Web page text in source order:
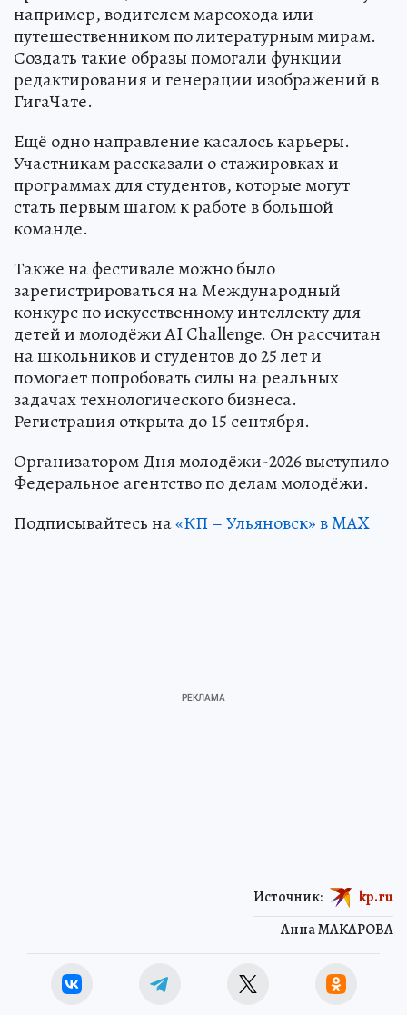
например, водителем марсохода или
путешественником по литературным мирам.
Создать такие образы помогали функции
редактирования и генерации изображений в
ГигаЧате.
Ещё одно направление касалось карьеры.
Участникам рассказали о стажировках и
программах для студентов, которые могут
стать первым шагом к работе в большой
команде.
Также на фестивале можно было
зарегистрироваться на Международный
конкурс по искусственному интеллекту для
детей и молодёжи AI Challenge. Он рассчитан
на школьников и студентов до 25 лет и
помогает попробовать силы на реальных
задачах технологического бизнеса.
Регистрация открыта до 15 сентября.
Организатором Дня молодёжи-2026 выступило
Федеральное агентство по делам молодёжи.
Подписывайтесь на«КП – Ульяновск» в MAX
Анна МАКАРОВА
Источник: kp.ru